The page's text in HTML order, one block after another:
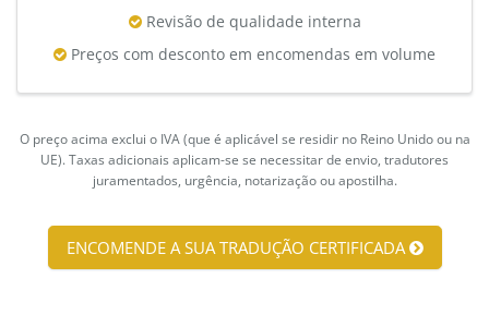
Revisão de qualidade interna
Preços com desconto em encomendas em volume
O preço acima exclui o IVA (que é aplicável se residir no Reino Unido ou na
UE). Taxas adicionais aplicam-se se necessitar de envio, tradutores
juramentados, urgência, notarização ou apostilha.
ENCOMENDE A SUA TRADUÇÃO CERTIFICADA